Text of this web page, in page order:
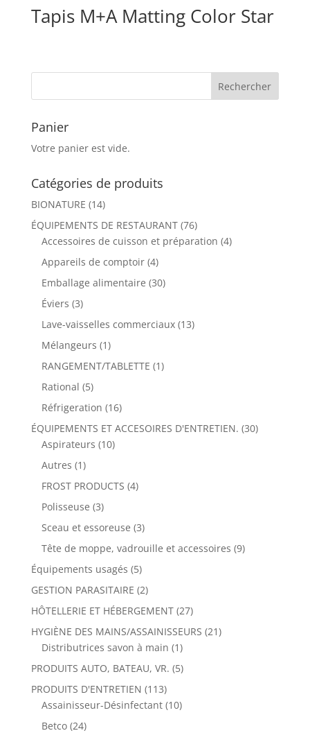
Tapis M+A Matting Color Star
Panier
Votre panier est vide.
Catégories de produits
BIONATURE (14)
ÉQUIPEMENTS DE RESTAURANT (76)
Accessoires de cuisson et préparation (4)
Appareils de comptoir (4)
Emballage alimentaire (30)
Éviers (3)
Lave-vaisselles commerciaux (13)
Mélangeurs (1)
RANGEMENT/TABLETTE (1)
Rational (5)
Réfrigeration (16)
ÉQUIPEMENTS ET ACCESOIRES D'ENTRETIEN. (30)
Aspirateurs (10)
Autres (1)
FROST PRODUCTS (4)
Polisseuse (3)
Sceau et essoreuse (3)
Tête de moppe, vadrouille et accessoires (9)
Équipements usagés (5)
GESTION PARASITAIRE (2)
HÔTELLERIE ET HÉBERGEMENT (27)
HYGIÈNE DES MAINS/ASSAINISSEURS (21)
Distributrices savon à main (1)
PRODUITS AUTO, BATEAU, VR. (5)
PRODUITS D'ENTRETIEN (113)
Assainisseur-Désinfectant (10)
Betco (24)